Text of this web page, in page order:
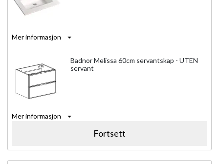
Mer informasjon
Badnor Melissa 60cm servantskap - UTEN
servant
Mer informasjon
Fortsett